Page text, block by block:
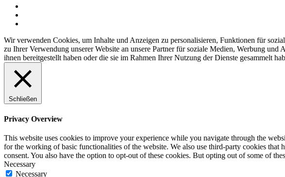
Wir verwenden Cookies, um Inhalte und Anzeigen zu personalisieren, Funktionen für
zu Ihrer Verwendung unserer Website an unsere Partner für soziale Medien, Werbung
ihnen bereitgestellt haben oder die sie im Rahmen Ihrer Nutzung der Dienste gesammelt
Schließen
Privacy Overview
This website uses cookies to improve your experience while you navigate through the
for the working of basic functionalities of the website. We also use third-party cookies
consent. You also have the option to opt-out of these cookies. But opting out of some of
Necessary
Necessary